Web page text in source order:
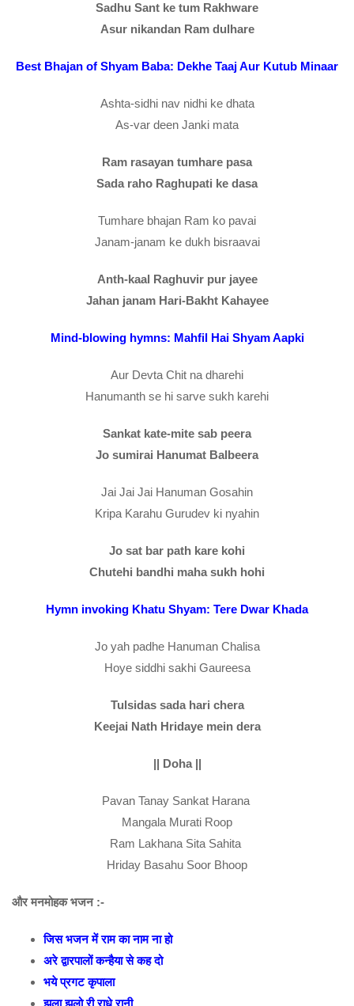
Sadhu Sant ke tum Rakhware
Asur nikandan Ram dulhare
Best Bhajan of Shyam Baba: Dekhe Taaj Aur Kutub Minaar
Ashta-sidhi nav nidhi ke dhata
As-var deen Janki mata
Ram rasayan tumhare pasa
Sada raho Raghupati ke dasa
Tumhare bhajan Ram ko pavai
Janam-janam ke dukh bisraavai
Anth-kaal Raghuvir pur jayee
Jahan janam Hari-Bakht Kahayee
Mind-blowing hymns: Mahfil Hai Shyam Aapki
Aur Devta Chit na dharehi
Hanumanth se hi sarve sukh karehi
Sankat kate-mite sab peera
Jo sumirai Hanumat Balbeera
Jai Jai Jai Hanuman Gosahin
Kripa Karahu Gurudev ki nyahin
Jo sat bar path kare kohi
Chutehi bandhi maha sukh hohi
Hymn invoking Khatu Shyam: Tere Dwar Khada
Jo yah padhe Hanuman Chalisa
Hoye siddhi sakhi Gaureesa
Tulsidas sada hari chera
Keejai Nath Hridaye mein dera
|| Doha ||
Pavan Tanay Sankat Harana
Mangala Murati Roop
Ram Lakhana Sita Sahita
Hriday Basahu Soor Bhoop
और मनमोहक भजन :-
जिस भजन में राम का नाम ना हो
अरे द्वारपालों कन्हैया से कह दो
भये प्रगट कृपाला
झूला झूलो री राधे रानी